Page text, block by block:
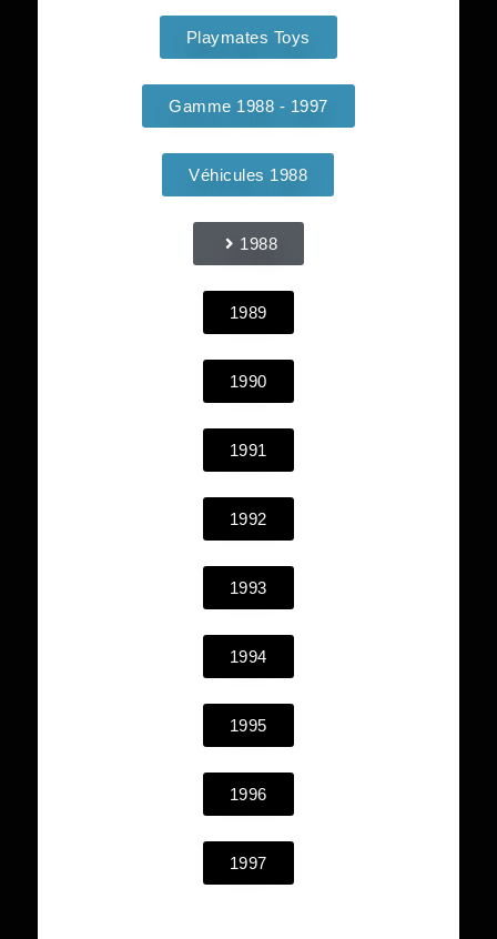
Playmates Toys
Gamme 1988 - 1997
Véhicules 1988
1988
1989
1990
1991
1992
1993
1994
1995
1996
1997